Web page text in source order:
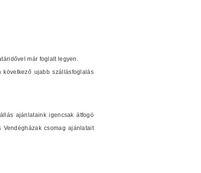
már foglalt legyen.
ujabb szállásfoglalás
ajánlataink igencsak átfogó
csomag ajánlatait